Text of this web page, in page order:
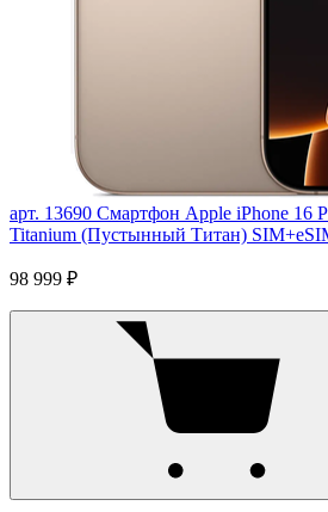
арт. 13690 Смартфон Apple iPhone 16
Titanium (Пустынный Титан)
98 999 ₽